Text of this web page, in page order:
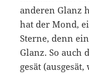
anderen Glanz
hat der Mond,
Sterne, denn
Glanz. So auch
gesät